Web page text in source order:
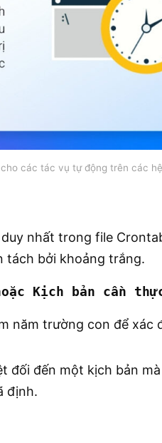
các tác vụ tự động trên các
nhất trong file
tách bởi khoảng trắng.
Kịch bản cần
năm trường con để xác
đối đến một kịch bản
định.